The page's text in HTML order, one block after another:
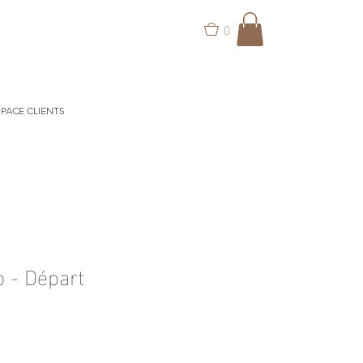
0
CLIENTS
- Départ